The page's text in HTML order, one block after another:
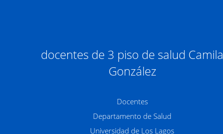
docentes de 3 piso de salud Camila
González
Docentes
Departamento de Salud
Universidad de Los Lagos